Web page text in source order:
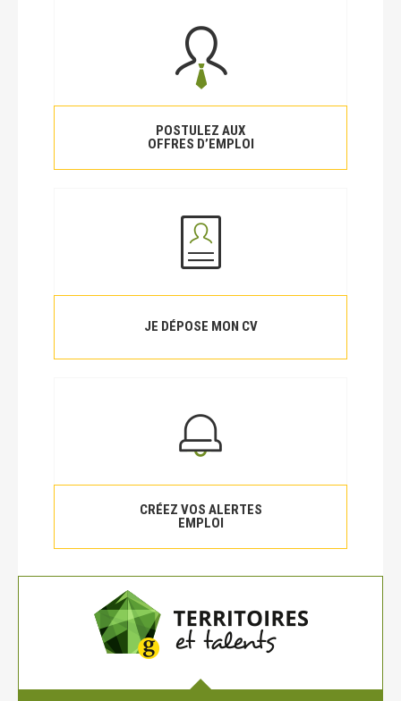
POSTULEZ AUX
OFFRES D’EMPLOI
JE DÉPOSE MON CV
CRÉEZ VOS ALERTES
EMPLOI